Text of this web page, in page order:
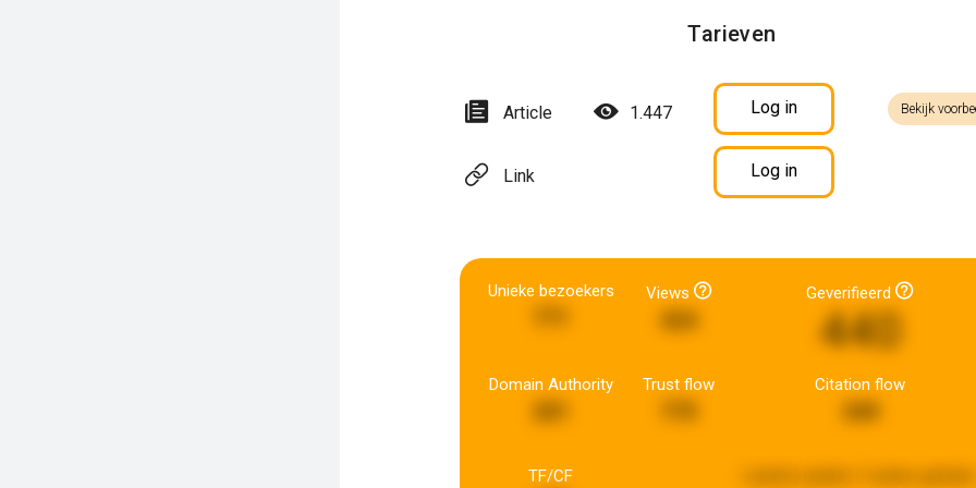
Tarieven
Article 1.447 Log in Bekijk
Link Log in
Unieke bezoekers Views Geverifieerd
440
Domain Authority Trust flow Citation flow
TF/CF